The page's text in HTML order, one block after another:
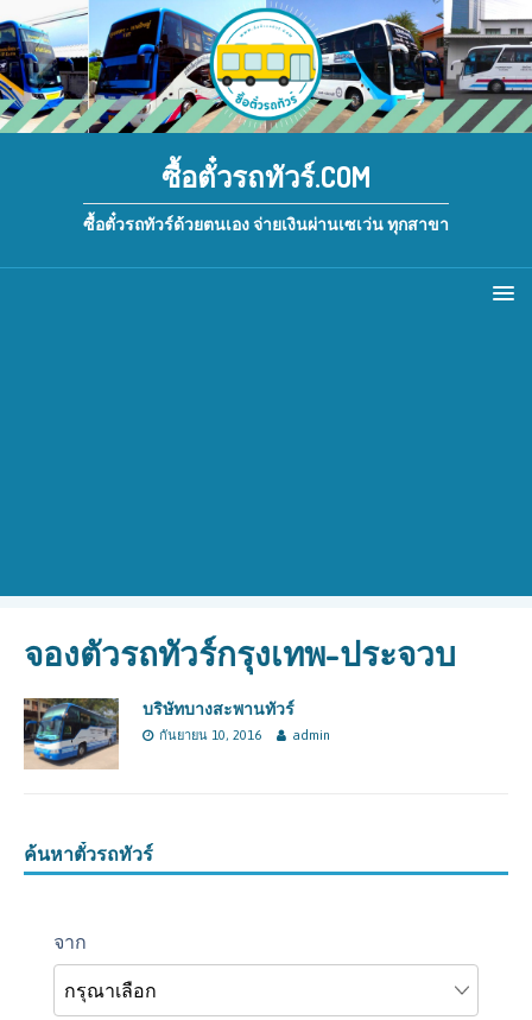
ซื้อตั๋วรถทัวร์.COM
ซื้อตั๋วรถทัวร์ด้วยตนเอง จ่ายเงินผ่านเซเว่น ทุกสาขา
จองตัวรถทัวร์กรุงเทพ-ประจวบ
บริษัทบางสะพานทัวร์
กันยายน 10, 2016 admin
ค้นหาตั๋วรถทัวร์